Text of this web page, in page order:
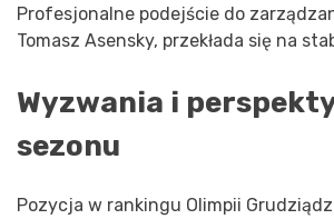
Profesjonalne podejście do
Tomasz Asensky, przekłada się na
Wyzwania i
sezonu
Pozycja w rankingu Olimpii